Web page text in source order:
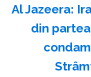
Al Jazeera:
din